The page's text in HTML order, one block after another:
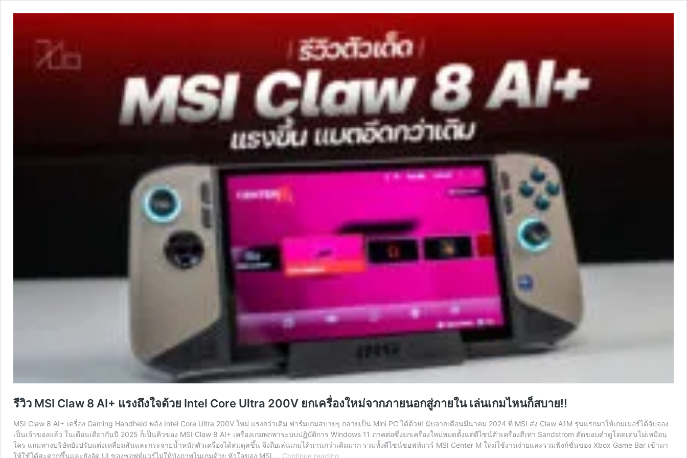
รีวิว MSI Claw 8 AI+ แรงถึงใจด้วย Intel Core Ultra 200V ยกเครื่องใหม่จากภายนอกสู่ภายใน เล่นเกมไหนก็สบาย!!
MSI Claw 8 AI+ เครื่อง Gaming Handheld พลัง Intel Core Ultra 200V ใหม่ แรงกว่าเดิม ฟาร์มเกมสบายๆ กลายเป็น Mini PC ได้ด้วย! นับจากเดือนมีนาคม 2024 ที่ MSI ส่ง Claw A1M รุ่นแรกมาให้เกมเมอร์ได้จับจอง
เป็นเจ้าของแล้ว ในเดือนเดียวกันปี 2025 ก็เป็นคิวของ MSI Claw 8 AI+ เครื่องเกมพกพาระบบปฏิบัติการ Windows 11 ภาคต่อซึ่งยกเครื่องใหม่หมดตั้งแต่ดีไซน์ตัวเครื่องสีเทา Sandstrom ตัดขอบดำดูโดดเด่นไม่เหมือน
ใคร แถมทางบริษัทยังปรับแต่งเหลี่ยมสันและกระจายน้ำหนักตัวเครื่องได้สมดุลขึ้น จึงถือเล่นเกมได้นานกว่าเดิมมาก รวมทั้งดีไซน์ซอฟท์แวร์ MSI Center M ใหม่ใช้งานง่ายและรวมฟังก์ชั่นของ Xbox Game Bar เข้ามา
ให้ใช้ได้สะดวกขึ้นและยังจัด UI ของซอฟท์แวร์ไม่ให้บังภาพในเกมด้วย หัวใจของ MSI … Continue reading